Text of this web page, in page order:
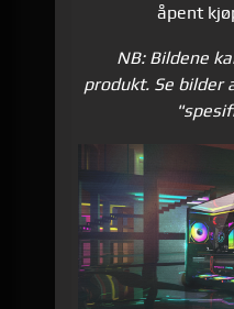
åpent
NB: Bildene
produkt. Se bilder